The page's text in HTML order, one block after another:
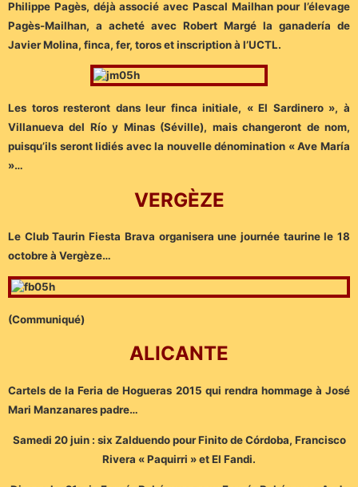
Philippe Pagès, déjà associé avec Pascal Mailhan pour l’élevage
Pagès-Mailhan, a acheté avec Robert Margé la ganadería de
Javier Molina, finca, fer, toros et inscription à l’UCTL.
Les toros resteront dans leur finca initiale, « El Sardinero », à
Villanueva del Río y Minas (Séville), mais changeront de nom,
puisqu’ils seront lidiés avec la nouvelle dénomination « Ave María
»…
VERGÈZE
Le Club Taurin Fiesta Brava organisera une journée taurine le 18
octobre à Vergèze…
(Communiqué)
ALICANTE
Cartels de la Feria de Hogueras 2015 qui rendra hommage à José
Mari Manzanares padre…
Samedi 20 juin : six Zalduendo pour Finito de Córdoba, Francisco
Rivera « Paquirri » et El Fandi.